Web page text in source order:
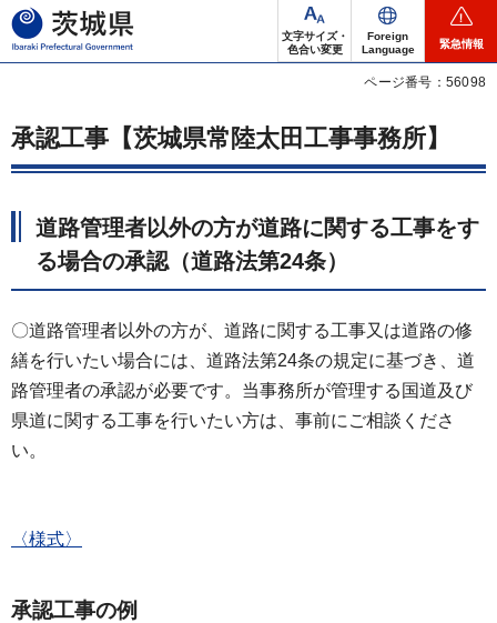
茨城県
文字サイズ・
色合い変更
Foreign
Language
緊急情報
ページ番号：56098
承認工事【茨城県常陸太田工事事務所】
道路管理者以外の方が道路に関する工事をす
る場合の承認（道路法第24条）
〇道路管理者以外の方が、道路に関する工事又は道路の修
繕を行いたい場合には、道路法第24条の規定に基づき、道
路管理者の承認が必要です。当事務所が管理する国道及び
県道に関する工事を行いたい方は、事前にご相談くださ
い。
〈様式〉
承認工事の例